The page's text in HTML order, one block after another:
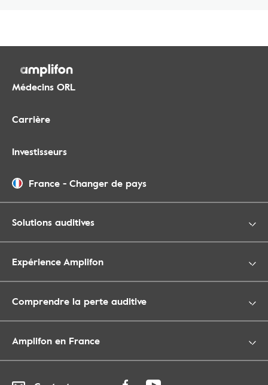
Médecins ORL
Carrière
Investisseurs
France - Changer de pays
Solutions auditives
Expérience Amplifon
Comprendre la perte auditive
Amplifon en France